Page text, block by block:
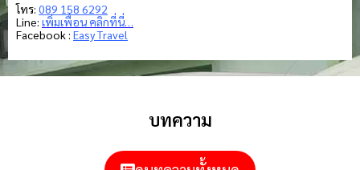
โทร: 089 158 6292
Line: เพิ่มเพื่อน คลิกที่นี่…
Facebook : Easy Travel
บทความ